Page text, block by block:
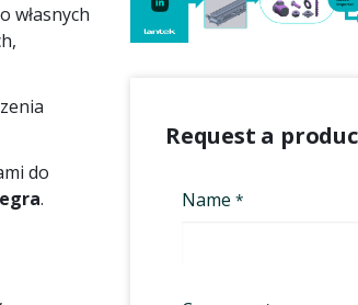
własnych
do
.
Request a